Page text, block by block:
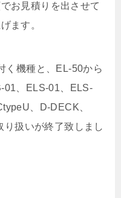
お見積りを出させて
ます。
機種と、EL-50から
01、ELS-01、ELS-
、D-DECK、
扱いが終了致しまし